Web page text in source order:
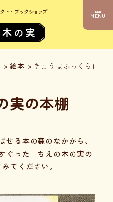
ト・ブックショップ
MENU
> 絵本 > きょうはふっくらにく
実の本棚
せる本の森のなかから、
ぐった「ちえの木の実の
てください。